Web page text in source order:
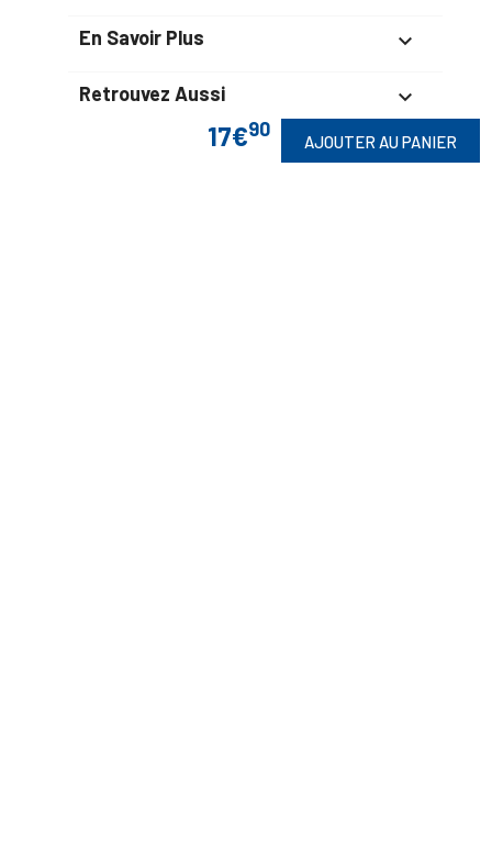
17€90
AJOUTER AU PANIER
En Savoir Plus 
Retrouvez Aussi 